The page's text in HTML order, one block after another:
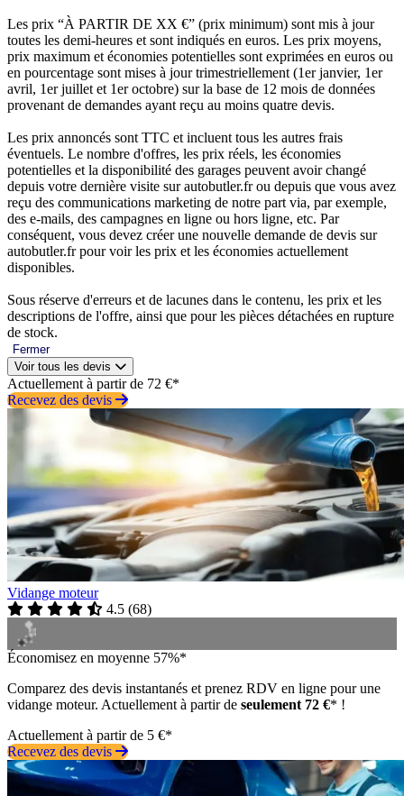
Les prix “À PARTIR DE XX €” (prix minimum) sont mis à jour
toutes les demi-heures et sont indiqués en euros. Les prix moyens,
prix maximum et économies potentielles sont exprimées en euros ou
en pourcentage sont mises à jour trimestriellement (1er janvier, 1er
avril, 1er juillet et 1er octobre) sur la base de 12 mois de données
provenant de demandes ayant reçu au moins quatre devis.
Les prix annoncés sont TTC et incluent tous les autres frais
éventuels. Le nombre d'offres, les prix réels, les économies
potentielles et la disponibilité des garages peuvent avoir changé
depuis votre dernière visite sur autobutler.fr ou depuis que vous avez
reçu des communications marketing de notre part via, par exemple,
des e-mails, des campagnes en ligne ou hors ligne, etc. Par
conséquent, vous devez créer une nouvelle demande de devis sur
autobutler.fr pour voir les prix et les économies actuellement
disponibles.
Sous réserve d'erreurs et de lacunes dans le contenu, les prix et les
descriptions de l'offre, ainsi que pour les pièces détachées en rupture
de stock.
Fermer
Voir tous les devis
Actuellement à partir de 72 €*
Recevez des devis
Vidange moteur
4.5 (68)
Économisez en moyenne 57%*
Comparez des devis instantanés et prenez RDV en ligne pour une
vidange moteur. Actuellement à partir de seulement 72 €* !
Actuellement à partir de 5 €*
Recevez des devis